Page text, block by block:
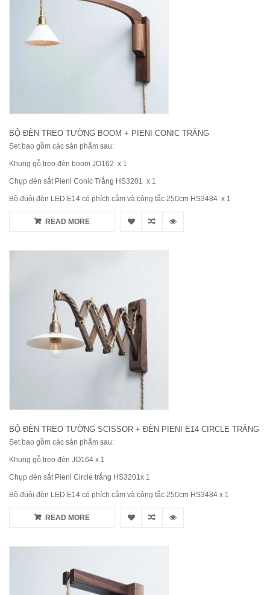
BỘ ĐÈN TREO TƯỜNG BOOM + PIENI CONIC TRẮNG
Set bao gồm các sản phẩm sau:
Khung gỗ treo đèn boom JO162 x 1
Chụp đèn sắt Pieni Conic Trắng HS3201 x 1
Bộ đuôi đèn LED E14 có phích cắm và công tắc 250cm HS3484 x 1
READ MORE
BỘ ĐÈN TREO TƯỜNG SCISSOR + ĐÈN PIENI E14 CIRCLE TRẮNG
Set bao gồm các sản phẩm sau:
Khung gỗ treo đèn JO164 x 1
Chụp đèn sắt Pieni Circle trắng HS3201x 1
Bộ đuôi đèn LED E14 có phích cắm và công tắc 250cm HS3484 x 1
READ MORE